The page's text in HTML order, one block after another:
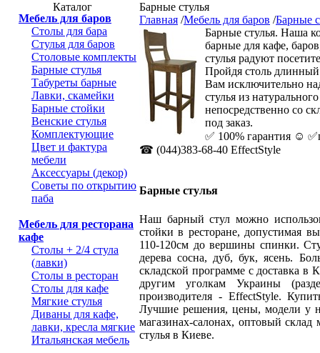
Каталог
Мебель для баров
Столы для бара
Стулья для баров
Столовые комплекты
Барные стулья
Табуреты барные
Лавки, скамейки
Барные стойки
Венские стулья
Комплектующие
Цвет и фактура
мебели
Аксессуары (декор)
Советы по открытию
паба
Мебель для ресторана
кафе
Столы + 2/4 стула
(лавки)
Столы в ресторан
Столы для кафе
Мягкие стулья
Диваны для кафе,
лавки, кресла мягкие
Итальянская мебель
Барные стулья
Главная /Мебель для баров /Барные
Барные стулья. Наша
барные для кафе,
стулья радуют
Пройдя столь
Вам исключительно
стулья из
непосредственно со
под заказ.
✅ 100% гарантия ☺
☎ (044)383-68-40 EffectStyle
Барные стулья
Наш барный стул можно
стойки в ресторане, допустимая
110-120см до вершины спинки.
дерева сосна, дуб, бук, ясень.
складской программе с доставка
другим уголкам Украины
производителя - EffectStyle.
Лучшие решения, цены, модели у
магазинах-салонах, оптовый
стулья в Киеве.